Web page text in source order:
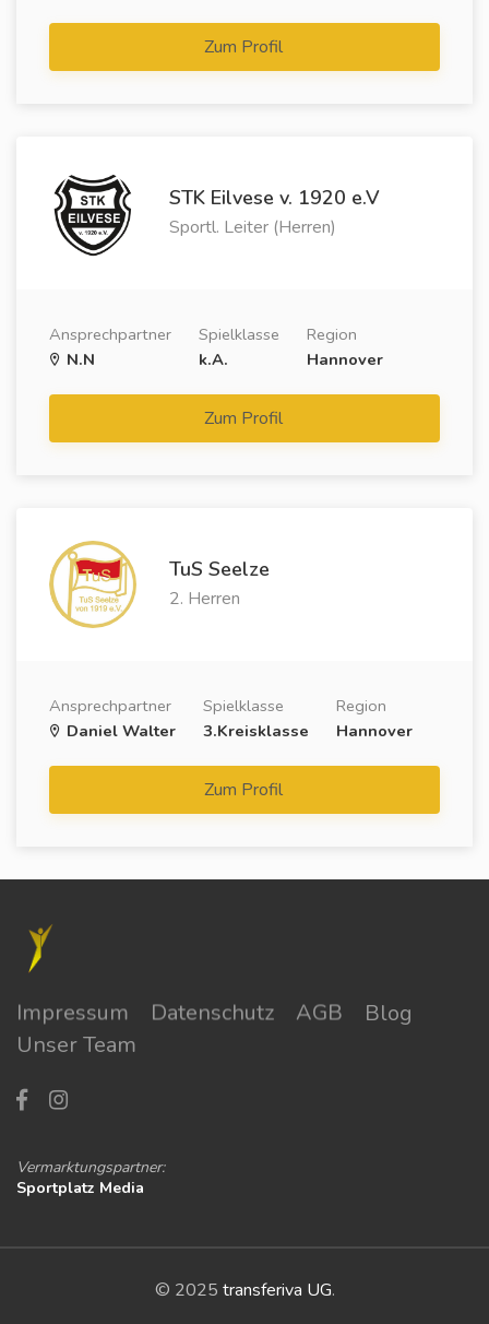
Zum Profil
STK Eilvese v. 1920 e.V
Sportl. Leiter (Herren)
Ansprechpartner
N.N
Spielklasse
k.A.
Region
Hannover
Zum Profil
TuS Seelze
2. Herren
Ansprechpartner
Daniel Walter
Spielklasse
3.Kreisklasse
Region
Hannover
Zum Profil
Impressum Datenschutz AGB
Blog
Unser Team
Vermarktungspartner:
Sportplatz Media
© 2025 transferiva UG.